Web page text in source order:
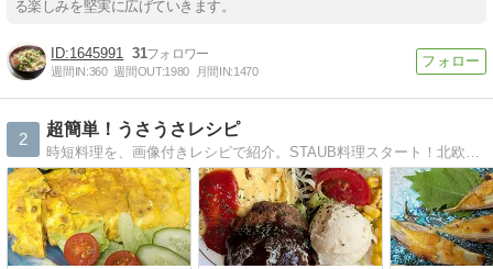
る楽しみを堅実に広げていきます。
1645991 31
週間IN:360 週間OUT:1980 月間IN:1470
2
超簡単！うさうさレシピ
時短料理を、画像付きレシピで紹介。STAUB料理スタート！北欧食器、出身地である萩焼はじめ、お気に入り器あり。